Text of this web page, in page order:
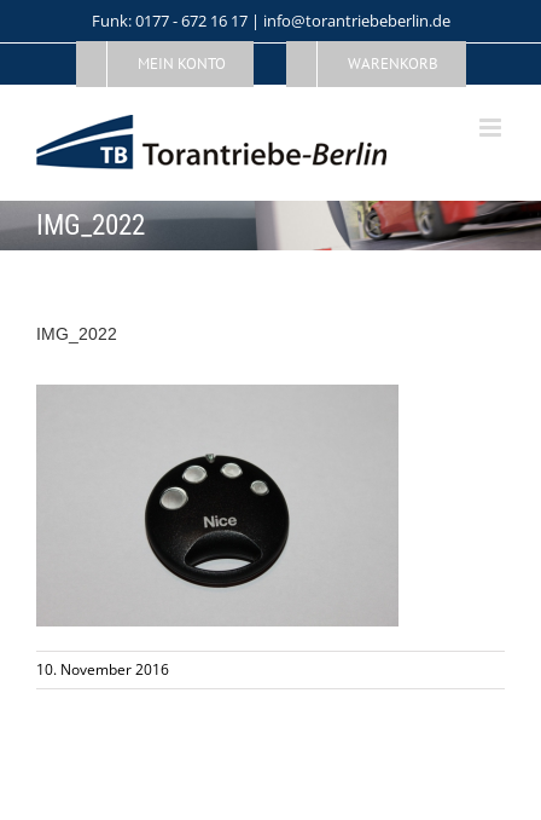
to
Funk: 0177 - 672 16 17 | info@torantriebeberlin.de
MEIN KONTO WARENKORB
IMG_2022
IMG_2022
10. November 2016